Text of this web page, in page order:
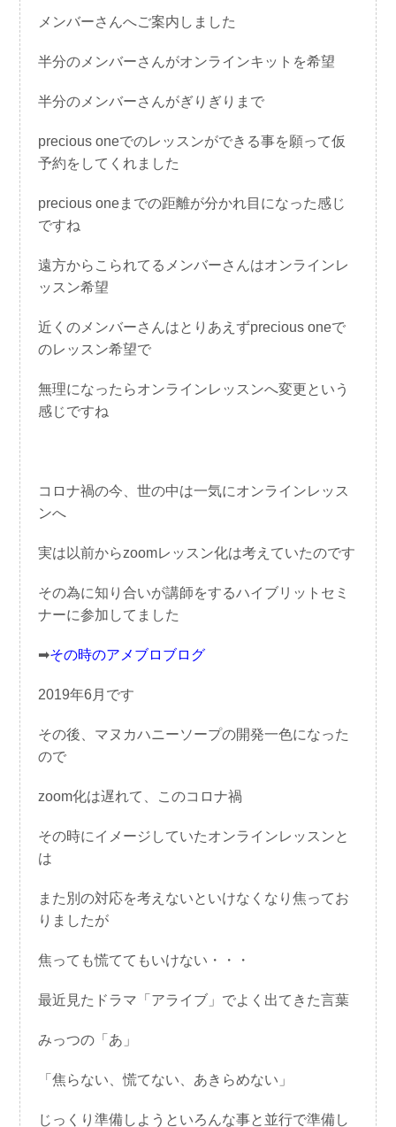
メンバーさんへご案内しました
半分のメンバーさんがオンラインキットを希望
半分のメンバーさんがぎりぎりまで
precious oneでのレッスンができる事を願って仮
予約をしてくれました
precious oneまでの距離が分かれ目になった感じ
ですね
遠方からこられてるメンバーさんはオンラインレ
ッスン希望
近くのメンバーさんはとりあえずprecious oneで
のレッスン希望で
無理になったらオンラインレッスンへ変更という
感じですね
コロナ禍の今、世の中は一気にオンラインレッス
ンへ
実は以前からzoomレッスン化は考えていたのです
その為に知り合いが講師をするハイブリットセミ
ナーに参加してました
➡その時のアメブロブログ
2019年6月です
その後、マヌカハニーソープの開発一色になった
ので
zoom化は遅れて、このコロナ禍
その時にイメージしていたオンラインレッスンと
は
また別の対応を考えないといけなくなり焦ってお
りましたが
焦っても慌ててもいけない・・・
最近見たドラマ「アライブ」でよく出てきた言葉
みっつの「あ」
「焦らない、慌てない、あきらめない」
じっくり準備しようといろんな事と並行で準備し